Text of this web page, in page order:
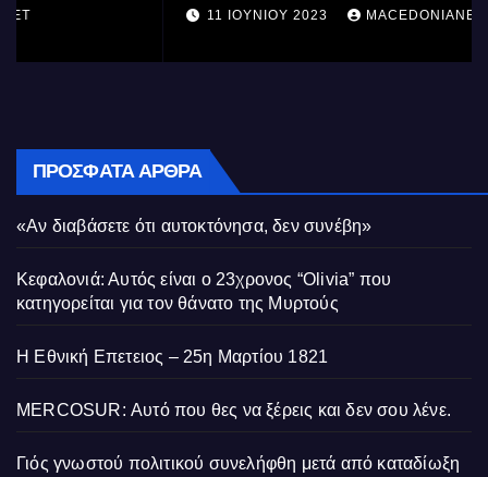
MACEDONIANET
ΠΡΌΣΦΑΤΑ ΆΡΘΡΑ
«Αν διαβάσετε ότι αυτοκτόνησα, δεν συνέβη»
Κεφαλονιά: Αυτός είναι ο 23χρονος “Olivia” που
κατηγορείται για τον θάνατο της Μυρτούς
Η Εθνική Επετειος – 25η Μαρτίου 1821
MERCOSUR: Αυτό που θες να ξέρεις και δεν σου λένε.
Γιός γνωστού πολιτικού συνελήφθη μετά από καταδίωξη